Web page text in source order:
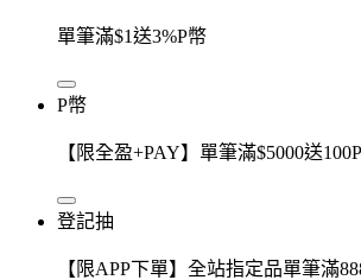
單筆滿$1送3%P幣
P幣
【限全盈+PAY】單筆滿$5000送
登記抽
【限APP下單】全站指定品單筆滿